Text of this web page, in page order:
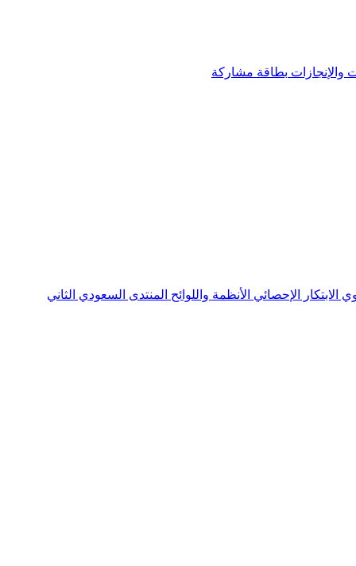
والإنجازات بطاقة مشاركة
الابتكار الإحصائي الأنظمة واللوائح المنتدى السعودي الثاني